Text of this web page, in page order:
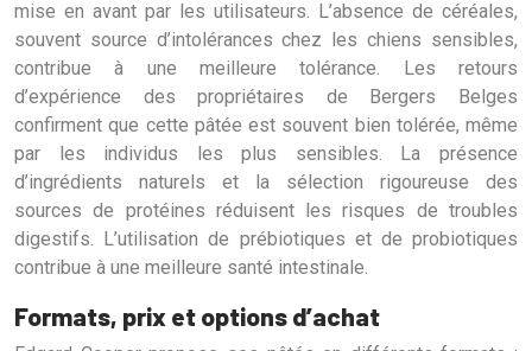
mise en avant par les utilisateurs. L’absence de céréales,
souvent source d’intolérances chez les chiens sensibles,
contribue à une meilleure tolérance. Les retours
d’expérience des propriétaires de Bergers Belges
confirment que cette pâtée est souvent bien tolérée, même
par les individus les plus sensibles. La présence
d’ingrédients naturels et la sélection rigoureuse des
sources de protéines réduisent les risques de troubles
digestifs. L’utilisation de prébiotiques et de probiotiques
contribue à une meilleure santé intestinale.
Formats, prix et options d’achat